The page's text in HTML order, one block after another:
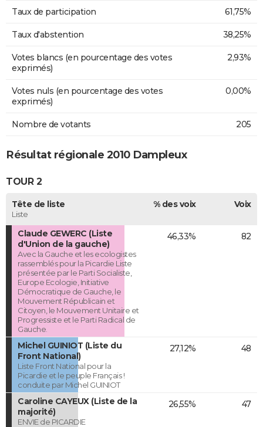
Taux de participation 61,75%
Taux d'abstention 38,25%
Votes blancs (en pourcentage des votes
exprimés)
2,93%
Votes nuls (en pourcentage des votes
exprimés)
0,00%
Nombre de votants 205
Résultat régionale 2010 Dampleux
TOUR 2
Tête de liste
Liste
% des voix Voix
Claude GEWERC (Liste
d'Union de la gauche)
Avec la Gauche et les ecologistes
rassemblés pour la Picardie Liste
présentée par le Parti Socialiste,
Europe Ecologie, Initiative
Démocratique de Gauche, le
Mouvement Républicain et
Citoyen, le Mouvement Unitaire et
Progressiste et le Parti Radical de
Gauche.
46,33% 82
Michel GUINIOT (Liste du
Front National)
Liste Front National pour la
Picardie et le peuple Français !
conduite par Michel GUINIOT
27,12% 48
Caroline CAYEUX (Liste de la
majorité)
ENVIE de PICARDIE
26,55% 47